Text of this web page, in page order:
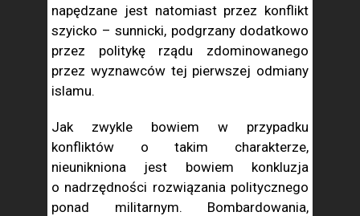
napędzane jest natomiast przez konflikt
szyicko – sunnicki, podgrzany dodatkowo
przez politykę rządu zdominowanego
przez wyznawców tej pierwszej odmiany
islamu.
Jak zwykle bowiem w przypadku
konfliktów o takim charakterze,
nieunikniona jest bowiem konkluzja
o nadrzędności rozwiązania politycznego
ponad militarnym. Bombardowania,